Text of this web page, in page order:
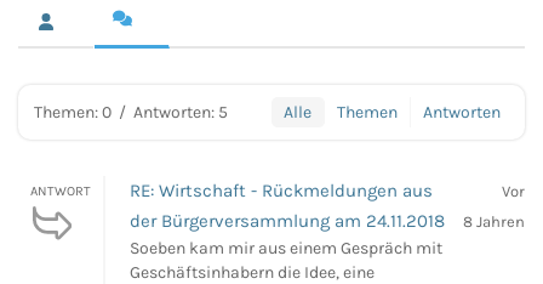
Themen: 0 / Antworten: 5 Alle Themen Antworten
ANTWORT
RE: Wirtschaft - Rückmeldungen aus
der Bürgerversammlung am 24.11.2018
Soeben kam mir aus einem Gespräch mit
Geschäftsinhabern die Idee, eine
Vor
8 Jahren